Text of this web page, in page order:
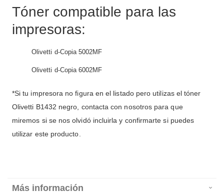
Tóner compatible para las
impresoras:
Olivetti d-Copia 5002MF
Olivetti d-Copia 6002MF
*Si tu impresora no figura en el listado pero utilizas el tóner
Olivetti B1432 negro, contacta con nosotros para que
miremos si se nos olvidó incluirla y confirmarte si puedes
utilizar este producto.
Más información